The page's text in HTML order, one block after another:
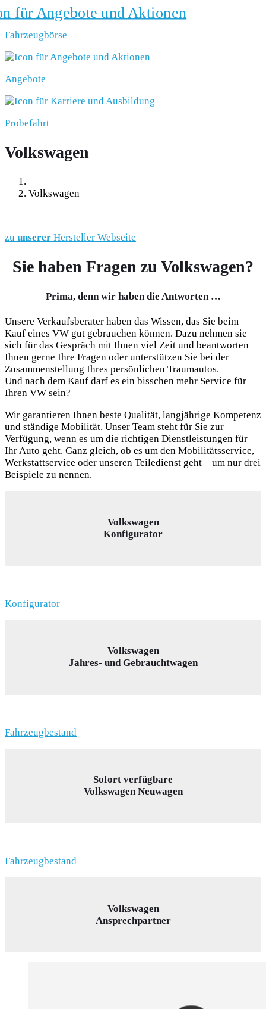
Fahrzeugbörse
Angebote
Probefahrt
Volkswagen
Volkswagen
zu unserer Hersteller Webseite
Sie haben Fragen zu Volkswagen?
Prima, denn wir haben die Antworten …
Unsere Verkaufsberater haben das Wissen, das Sie beim
Kauf eines VW gut gebrauchen können. Dazu nehmen sie
sich für das Gespräch mit Ihnen viel Zeit und beantworten
Ihnen gerne Ihre Fragen oder unterstützen Sie bei der
Zusammenstellung Ihres persönlichen Traumautos.
Und nach dem Kauf darf es ein bisschen mehr Service für
Ihren VW sein?
Wir garantieren Ihnen beste Qualität, langjährige Kompetenz
und ständige Mobilität. Unser Team steht für Sie zur
Verfügung, wenn es um die richtigen Dienstleistungen für
Ihr Auto geht. Ganz gleich, ob es um den Mobilitätsservice,
Werkstattservice oder unseren Teiledienst geht – um nur drei
Beispiele zu nennen.
Volkswagen
Konfigurator
Konfigurator
Volkswagen
Jahres- und Gebrauchtwagen
Fahrzeugbestand
Sofort verfügbare
Volkswagen Neuwagen
Fahrzeugbestand
Volkswagen
Ansprechpartner